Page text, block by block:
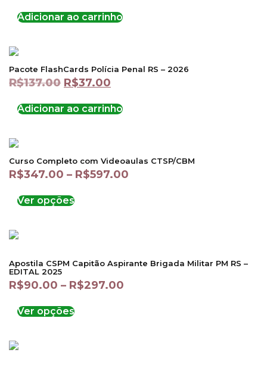
Adicionar ao carrinho
Pacote FlashCards Polícia Penal RS – 2026
R$137.00 R$37.00
Adicionar ao carrinho
Curso Completo com Videoaulas CTSP/CBM
R$347.00 – R$597.00
Ver opções
Apostila CSPM Capitão Aspirante Brigada Militar PM RS –
EDITAL 2025
R$90.00 – R$297.00
Ver opções